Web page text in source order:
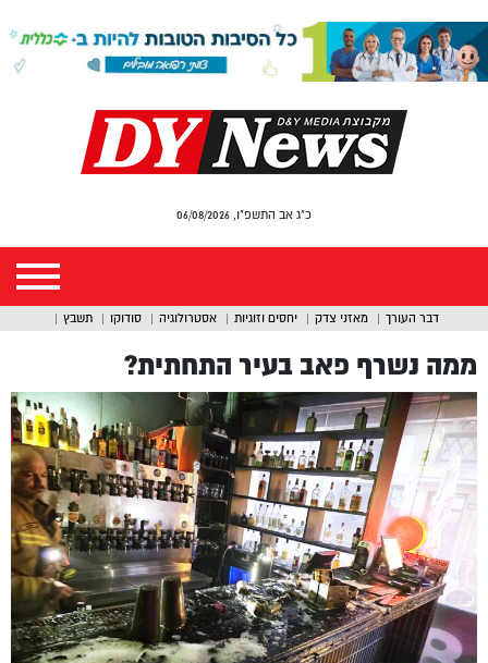
כ"ג אב התשפ"ו, 06/08/2026
דבר העורך מאזני צדק יחסים וזוגיות אסטרולוגיה סודוקו תשבץ
ממה נשרף פאב בעיר התחתית?